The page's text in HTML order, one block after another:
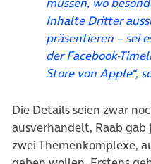
Inhalte Dritter
präsentieren – sei
der Facebook-
Store von Apple“,
Die Details seien zwar
ausverhandelt, Raab
zwei Themenkomplexe,